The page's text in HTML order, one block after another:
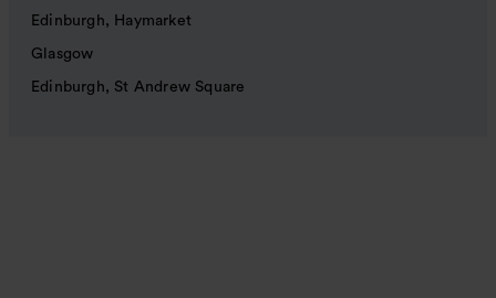
Edinburgh, Haymarket
Glasgow
Edinburgh, St Andrew Square